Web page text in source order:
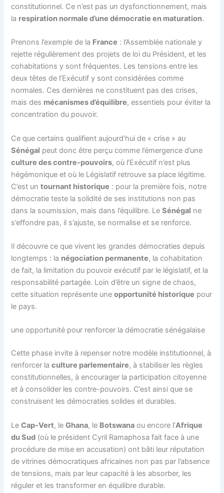
constitutionnel. Ce n’est pas un dysfonctionnement, mais
la respiration normale d’une démocratie en maturation.
Prenons l’exemple de la France : l’Assemblée nationale y
rejette régulièrement des projets de loi du Président, et les
cohabitations y sont fréquentes. Les tensions entre les
deux têtes de l’Exécutif y sont considérées comme
normales. Ces dernières ne constituent pas des crises,
mais des mécanismes d’équilibre, essentiels pour éviter la
concentration du pouvoir.
Ce que certains qualifient aujourd’hui de « crise » au
Sénégal peut donc être perçu comme l’émergence d’une
culture des contre-pouvoirs, où l’Exécutif n’est plus
hégémonique et où le Législatif retrouve sa place légitime.
C’est untournant historique : pour la première fois, notre
démocratie teste la solidité de ses institutions non pas
dans la soumission, mais dans l’équilibre. LeSénégal ne
s’effondre pas, il s’ajuste, se normalise et se renforce.
Il découvre ce que vivent les grandes démocraties depuis
longtemps : la négociation permanente, la cohabitation
de fait, la limitation du pouvoir exécutif par le législatif, et la
responsabilité partagée. Loin d’être un signe de chaos,
cette situation représente uneopportunité historique pour
le pays.
une opportunité pour renforcer la démocratie sénégalaise
Cette phase invite à repenser notre modèle institutionnel, à
renforcer laculture parlementaire, à stabiliser les règles
constitutionnelles, à encourager la participation citoyenne
et à consolider les contre-pouvoirs. C’est ainsi que se
construisent les démocraties solides et durables.
LeCap-Vert, leGhana, le Botswana ou encore l’Afrique
du Sud (où le président Cyril Ramaphosa fait face à une
procédure de mise en accusation) ont bâti leur réputation
de vitrines démocratiques africaines non pas par l’absence
de tensions, mais par leur capacité à les absorber, les
réguler et les transformer en équilibre durable.